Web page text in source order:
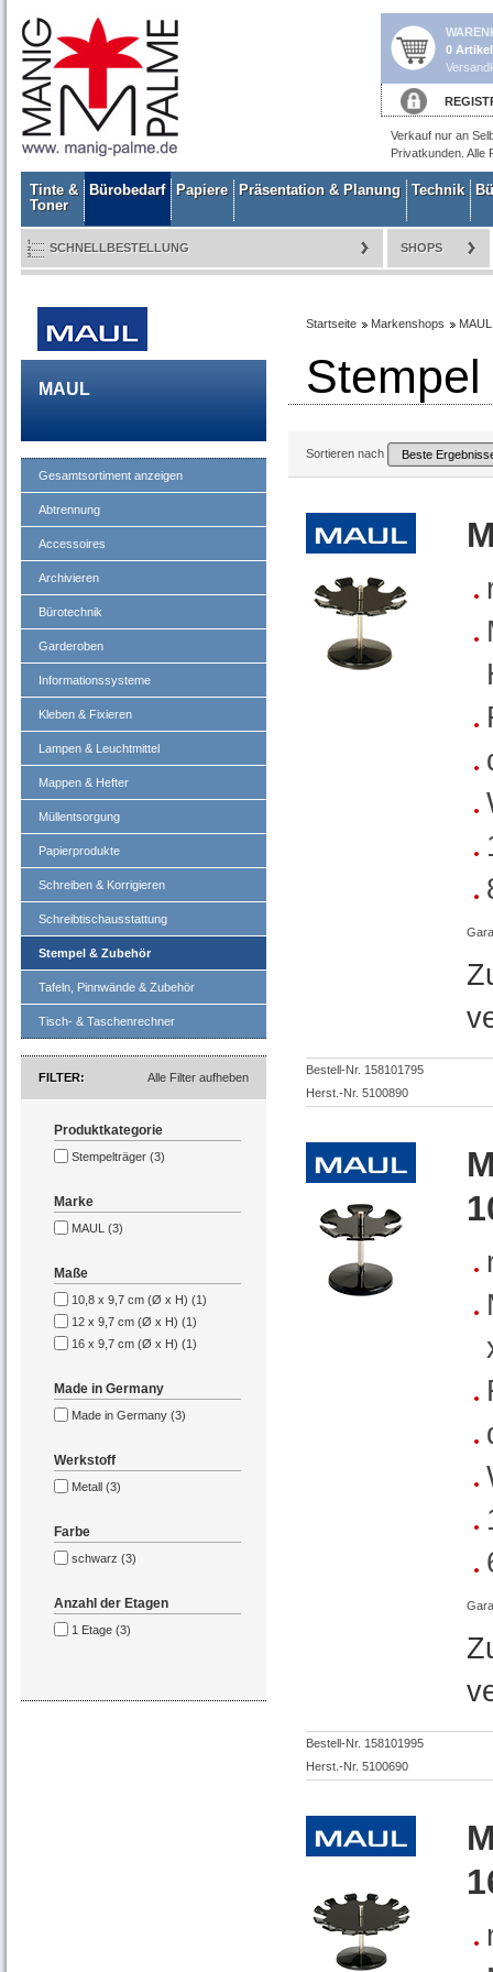
0
Verkauf nur an
Privatkunden. Alle
Tinte &
Toner
Bürobedarf Papiere Präsentation & Planung Technik
SCHNELLBESTELLUNG SHOPS
MAUL
Gesamtsortiment anzeigen
Abtrennung
Accessoires
Archivieren
Bürotechnik
Garderoben
Informationssysteme
Kleben & Fixieren
Lampen & Leuchtmittel
Mappen & Hefter
Müllentsorgung
Papierprodukte
Schreiben & Korrigieren
Schreibtischausstattung
Stempel & Zubehör
Tafeln, Pinnwände & Zubehör
Tisch- & Taschenrechner
FILTER
Produktkategorie
Stempelträger (3)
Marke
MAUL (3)
Maße
10,8 x 9,7 cm (Ø x H) (1)
12 x 9,7 cm (Ø x H) (1)
16 x 9,7 cm (Ø x H) (1)
Made in Germany
Made in Germany (3)
Werkstoff
Metall (3)
Farbe
schwarz (3)
Anzahl der Etagen
1 Etage (3)
Alle Filter aufheben
Startseite Markenshops MAUL
Sortieren nach
Bestell-Nr. 158101795
Herst.-Nr. 5100890
Bestell-Nr. 158101995
Herst.-Nr. 5100690